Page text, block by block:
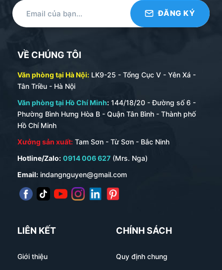
VỀ CHÚNG TÔI
Văn phòng tại Hà Nội: LK9-25 - Tổng Cục V - Yên Xá -
Tân Triều - Hà Nội
Văn phòng tại Hồ Chí Minh: 144/18/20 - Đường số 6 -
Phường Bình Hưng Hòa B - Quận Tân Bình - Thành phố
Hồ Chí Minh
Xưởng sản xuất: Tam Sơn - Từ Sơn - Bắc Ninh
Hotline/Zalo: 0914 006 627 (Mrs. Nga)
Email: indangnguyen@gmail.com
LIÊN KẾT
Giới thiệu
CHÍNH SÁCH
Quy định chung